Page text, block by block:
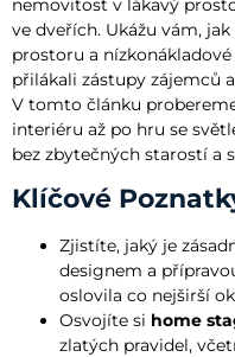
ve dveřích. Ukážu vám,
prostoru a
přilákali zástupy zájemců
V tomto článku
interiéru až po hru se
bez zbytečných starostí a
Klíčové
Zjistíte, jaký je
designem a
oslovila co nejširší
Osvojíte si home
zlatých pravidel,